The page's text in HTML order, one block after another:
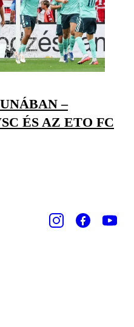
–
ÉS AZ ETO FC